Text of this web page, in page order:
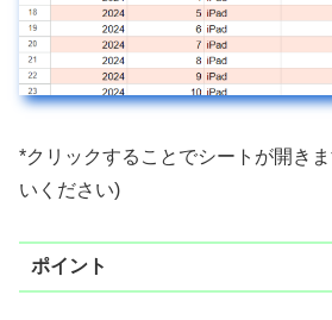
*クリックすることでシートが開き
いください)
ポイント